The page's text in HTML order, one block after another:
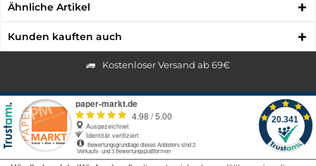
Ähnliche Artikel
Kunden kauften auch
Kostenloser Versand ab 69€